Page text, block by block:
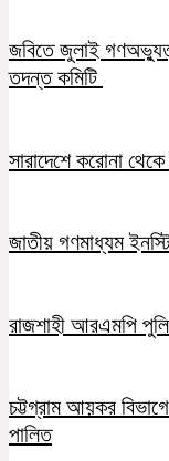
জবিতে জুলাই
তদন্ত কমিটি
সারাদেশে করোনা
জাতীয় গণমাধ্যম
রাজশাহী আরএমপি
চট্টগ্রাম আয়কর
পালিত